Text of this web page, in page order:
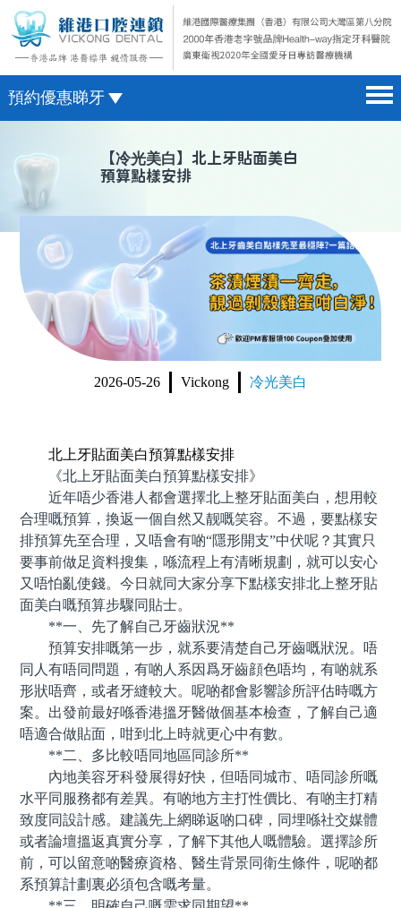
預約優惠睇牙
醫院簡介 hospital introduction
醫生介紹 doctor introduction
醫療新聞 medical news
種植牙 dental implant
箍牙 orthodontics
收費標準 change standard
微信預約
WhatsApp預約
【冷光美白】北上牙貼面美白
預算點樣安排
2026-05-26 Vickong 冷光美白
北上牙貼面美白預算點樣安排
《北上牙貼面美白預算點樣安排》
近年唔少香港人都會選擇北上整牙貼面美白，想用較
合理嘅預算，換返一個自然又靓嘅笑容。不過，要點樣安
排預算先至合理，又唔會有啲“隱形開支”中伏呢？其實只
要事前做足資料搜集，喺流程上有清晰規劃，就可以安心
又唔怕亂使錢。今日就同大家分享下點樣安排北上整牙貼
面美白嘅預算步驟同貼士。
**一、先了解自己牙齒狀況**
預算安排嘅第一步，就系要清楚自己牙齒嘅狀況。唔
同人有唔同問題，有啲人系因爲牙齒顔色唔均，有啲就系
形狀唔齊，或者牙縫較大。呢啲都會影響診所評估時嘅方
案。出發前最好喺香港搵牙醫做個基本檢查，了解自己適
唔適合做貼面，咁到北上時就更心中有數。
**二、多比較唔同地區同診所**
內地美容牙科發展得好快，但唔同城市、唔同診所嘅
水平同服務都有差異。有啲地方主打性價比、有啲主打精
致度同設計感。建議先上網睇返啲口碑，同埋喺社交媒體
或者論壇搵返真實分享，了解下其他人嘅體驗。選擇診所
前，可以留意啲醫療資格、醫生背景同衛生條件，呢啲都
系預算計劃裏必須包含嘅考量。